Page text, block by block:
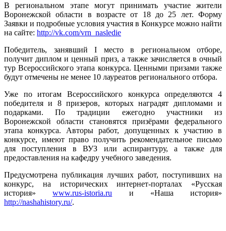
В региональном этапе могут принимать участие жители
Воронежской области в возрасте от 18 до 25 лет. Форму
Заявки и подробные условия участия в Конкурсе можно найти
на сайте: http://vk.com/vrn_nasledie
Победитель, занявший I место в региональном отборе,
получит диплом и ценный приз, а также зачисляется в очный
тур Всероссийского этапа конкурса. Ценными призами также
будут отмечены не менее 10 лауреатов регионального отбора.
Уже по итогам Всероссийского конкурса определяются 4
победителя и 8 призеров, которых наградят дипломами и
подарками. По традиции ежегодно участники из
Воронежской области становятся призёрами федерального
этапа конкурса. Авторы работ, допущенных к участию в
конкурсе, имеют право получить рекомендательное письмо
для поступления в ВУЗ или аспирантуру, а также для
предоставления на кафедру учебного заведения.
Предусмотрена публикация лучших работ, поступивших на
конкурс, на исторических интернет-порталах «Русская
история»www.rus-istoria.ru и «Наша история»
http://nashahistory.ru/.